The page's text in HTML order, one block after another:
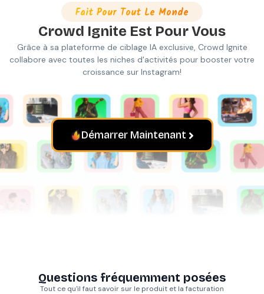
Fait Pour Tout Le Monde
Crowd Ignite Est Pour Vous
Grâce à sa plateforme de ciblage IA exclusive, Crowd Ignite
collabore avec toutes les niches d'activités pour booster votre
croissance sur Instagram!
Démarrer Maintenant
Questions fréquemment posées
Tout ce qu'il faut savoir sur le produit et la facturation